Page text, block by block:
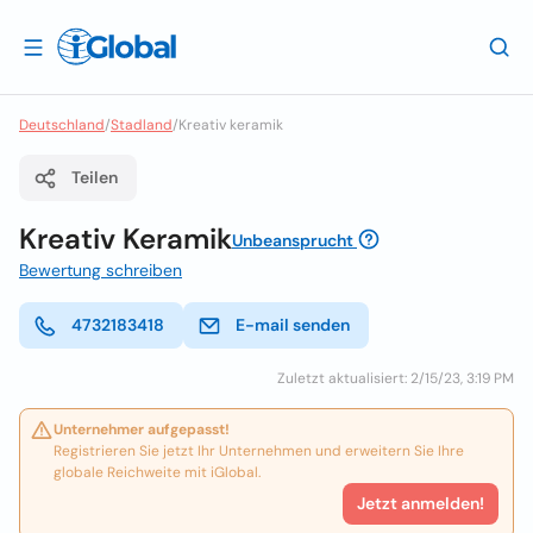
Deutschland/Stadland/Kreativ keramik
Teilen
Kreativ KeramikUnbeansprucht
Bewertung schreiben
4732183418 E-mail senden
Zuletzt aktualisiert: 2/15/23, 3:19 PM
Unternehmer aufgepasst!
Registrieren Sie jetzt Ihr Unternehmen und erweitern Sie Ihre
globale Reichweite mit iGlobal.
Jetzt anmelden!